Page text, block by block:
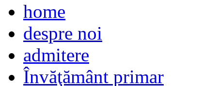
home
despre noi
admitere
Învăţământ primar